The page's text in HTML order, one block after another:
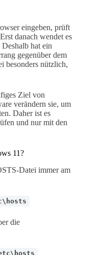
eingeben, prüft
danach wendet es
hat ein
gegenüber dem
besonders nützlich,
Ziel von
verändern sie, um
Daher ist es
und nur mit den
11?
Datei immer am
die